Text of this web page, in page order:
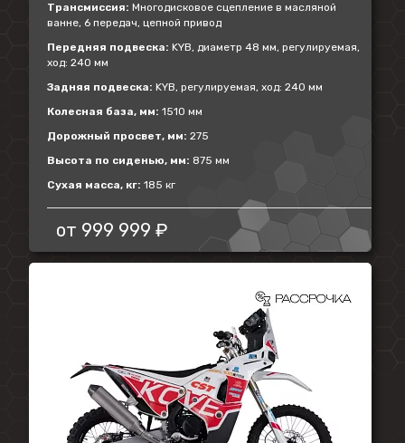
Трансмиссия: Многодисковое сцепление в масляной
ванне, 6 передач, цепной привод
Передняя подвеска: KYB, диаметр 48 мм, регулируемая,
ход: 240 мм
Задняя подвеска: KYB, регулируемая, ход: 240 мм
Колесная база, мм: 1510 мм
Дорожный просвет, мм: 275
Высота по сиденью, мм: 875 мм
Сухая масса, кг: 185 кг
от 999 999 ₽